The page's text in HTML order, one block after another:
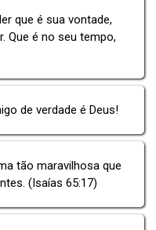
que é sua vontade,
Que é no seu tempo,
de verdade é Deus!
tão maravilhosa que
(Isaías 65:17)